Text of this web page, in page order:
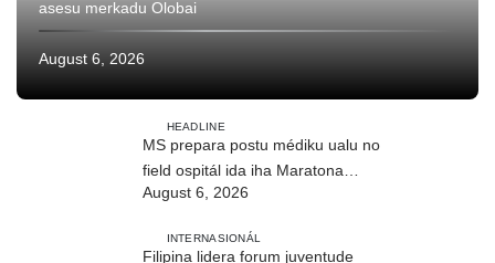
August 6, 2026
HEADLINE
MS prepara postu médiku ualu no
field ospitál ida iha Maratona
Internasionál Dili
August 6, 2026
INTERNASIONÁL
Filipina lidera forum juventude